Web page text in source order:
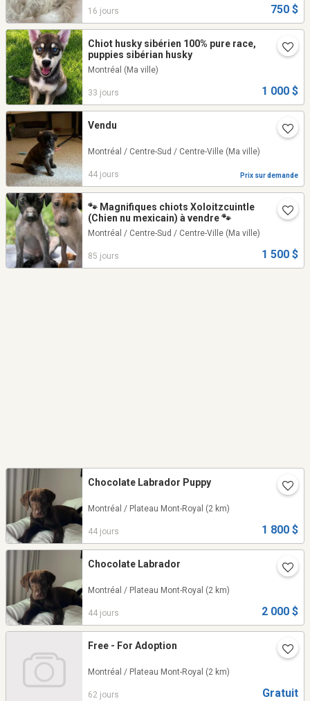
16 jours 750 $
Chiot husky sibérien 100% pure race,
puppies sibérian husky
Montréal (Ma ville)
33 jours 1 000 $
Vendu
Montréal / Centre-Sud / Centre-Ville (Ma ville)
44 jours Prix sur demande
🐾 Magnifiques chiots Xoloitzcuintle
(Chien nu mexicain) à vendre 🐾
Montréal / Centre-Sud / Centre-Ville (Ma ville)
85 jours 1 500 $
Chocolate Labrador Puppy
Montréal / Plateau Mont-Royal (2 km)
44 jours 1 800 $
Chocolate Labrador
Montréal / Plateau Mont-Royal (2 km)
44 jours 2 000 $
Free - For Adoption
Montréal / Plateau Mont-Royal (2 km)
62 jours Gratuit